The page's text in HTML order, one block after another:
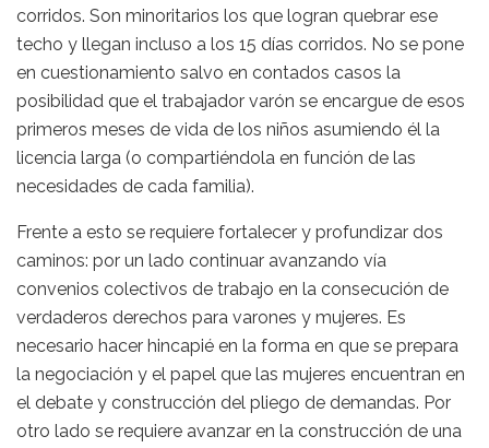
corridos. Son minoritarios los que logran quebrar ese
techo y llegan incluso a los 15 días corridos. No se pone
en cuestionamiento salvo en contados casos la
posibilidad que el trabajador varón se encargue de esos
primeros meses de vida de los niños asumiendo él la
licencia larga (o compartiéndola en función de las
necesidades de cada familia).
Frente a esto se requiere fortalecer y profundizar dos
caminos: por un lado continuar avanzando vía
convenios colectivos de trabajo en la consecución de
verdaderos derechos para varones y mujeres. Es
necesario hacer hincapié en la forma en que se prepara
la negociación y el papel que las mujeres encuentran en
el debate y construcción del pliego de demandas. Por
otro lado se requiere avanzar en la construcción de una